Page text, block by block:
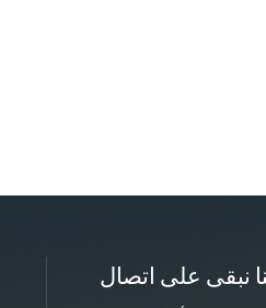
نبقى على اتصال